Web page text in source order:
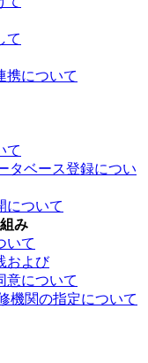
て
携について
て
ベース登録につい
について
み
いて
および
意について
機関の指定について